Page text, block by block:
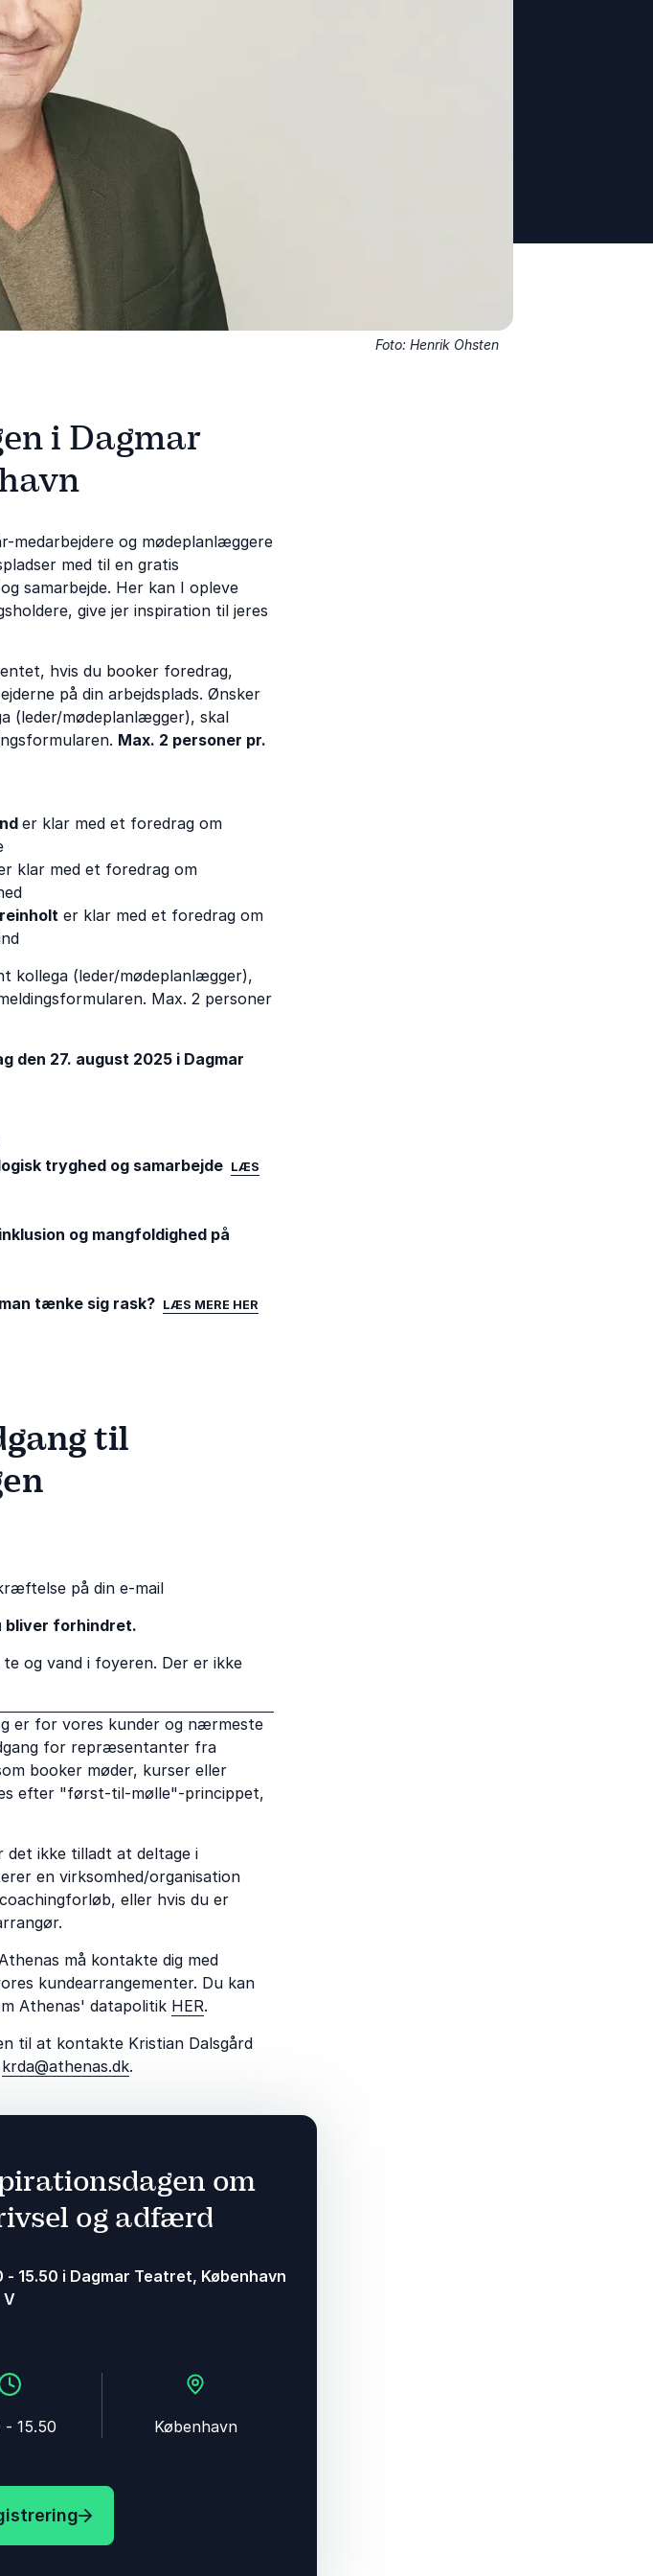
Foto: Henrik Ohsten
i Dagmar
medarbejdere og mødeplanlæggere
med til en gratis
samarbejde. Her kan I opleve
give jer inspiration til jeres
hvis du booker foredrag,
på din arbejdsplads. Ønsker
(leder/mødeplanlægger), skal
Max. 2 personer pr.
er klar med et foredrag om
klar med et foredrag om
er klar med et foredrag om
kollega (leder/mødeplanlægger),
Max. 2 personer
den 27. august 2025 i Dagmar
tryghed og samarbejde​ LÆS
og mangfoldighed på
tænke sig rask?
LÆS MERE HER
til
på din e-mail
bliver forhindret.
og vand i foyeren. Der er ikke
er for vores kunder og nærmeste
for repræsentanter fra
booker møder, kurser eller
efter "først-til-mølle"-princippet,
ikke tilladt at deltage i
en virksomhed/organisation
eller hvis du er
må kontakte dig med
kundearrangementer. Du kan
Athenas' datapolitik HER.
til at kontakte Kristian Dalsgård
krda@athenas.dk.
om
og adfærd
- 15.50 i Dagmar Teatret, København
V
- 15.50 København